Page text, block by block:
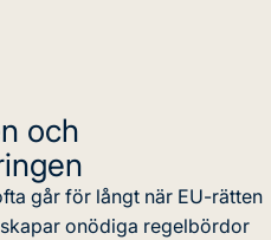
och
går för långt när EU-rätten
onödiga regelbördor